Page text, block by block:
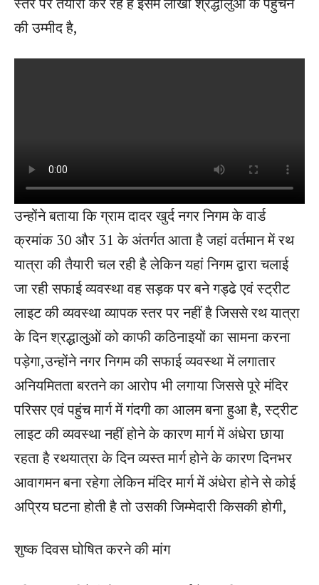
की उम्मीद है,
उन्होंने बताया कि ग्राम दादर खुर्द नगर निगम के वार्ड
क्रमांक 30 और 31 के अंतर्गत आता है जहां वर्तमान में रथ
यात्रा की तैयारी चल रही है लेकिन यहां निगम द्वारा चलाई
जा रही सफाई व्यवस्था वह सड़क पर बने गड्ढे एवं स्ट्रीट
लाइट की व्यवस्था व्यापक स्तर पर नहीं है जिससे रथ यात्रा
के दिन श्रद्धालुओं को काफी कठिनाइयों का सामना करना
पड़ेगा,उन्होंने नगर निगम की सफाई व्यवस्था में लगातार
अनियमितता बरतने का आरोप भी लगाया जिससे पूरे मंदिर
परिसर एवं पहुंच मार्ग में गंदगी का आलम बना हुआ है, स्ट्रीट
लाइट की व्यवस्था नहीं होने के कारण मार्ग में अंधेरा छाया
रहता है रथयात्रा के दिन व्यस्त मार्ग होने के कारण दिनभर
आवागमन बना रहेगा लेकिन मंदिर मार्ग में अंधेरा होने से कोई
अप्रिय घटना होती है तो उसकी जिम्मेदारी किसकी होगी,
शुष्क दिवस घोषित करने की मांग